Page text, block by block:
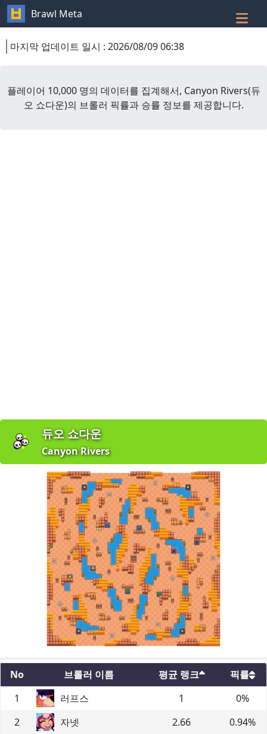
Brawl Meta
마지막 업데이트 일시 : 2026/08/09 06:38
플레이어 10,000 명의 데이터를 집계해서, Canyon Rivers(듀
오 쇼다운)의 브롤러 픽률과 승률 정보를 제공합니다.
듀오 쇼다운
Canyon Rivers
No 브롤러 이름 평균 랭크
픽률
1
러프스 1 0%
2
자넷 2.66 0.94%